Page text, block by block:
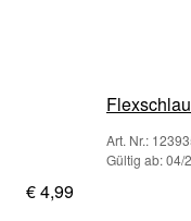
Art. Nr.:
Gültig ab: 04/
€ 4,99